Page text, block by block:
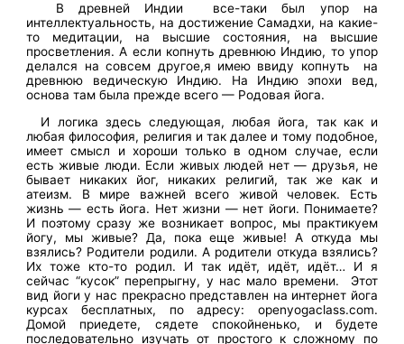
В древней Индии все-таки был упор на
интеллектуальность, на достижение Самадхи, на какие-
то медитации, на высшие состояния, на высшие
просветления. А если копнуть древнюю Индию, то упор
делался на совсем другое,я имею ввиду копнуть на
древнюю ведическую Индию. На Индию эпохи вед,
основа там была прежде всего — Родовая йога.
И логика здесь следующая, любая йога, так как и
любая философия, религия и так далее и тому подобное,
имеет смысл и хороши только в одном случае, если
есть живые люди. Если живых людей нет — друзья, не
бывает никаких йог, никаких религий, так же как и
атеизм. В мире важней всего живой человек. Есть
жизнь — есть йога. Нет жизни — нет йоги. Понимаете?
И поэтому сразу же возникает вопрос, мы практикуем
йогу, мы живые? Да, пока еще живые! А откуда мы
взялись? Родители родили. А родители откуда взялись?
Их тоже кто-то родил. И так идёт, идёт, идёт… И я
сейчас “кусок” перепрыгну, у нас мало времени. Этот
вид йоги у нас прекрасно представлен на интернет йога
курсах бесплатных, по адресу: openyogaclass.com.
Домой приедете, сядете спокойненько, и будете
последовательно изучать от простого к сложному по